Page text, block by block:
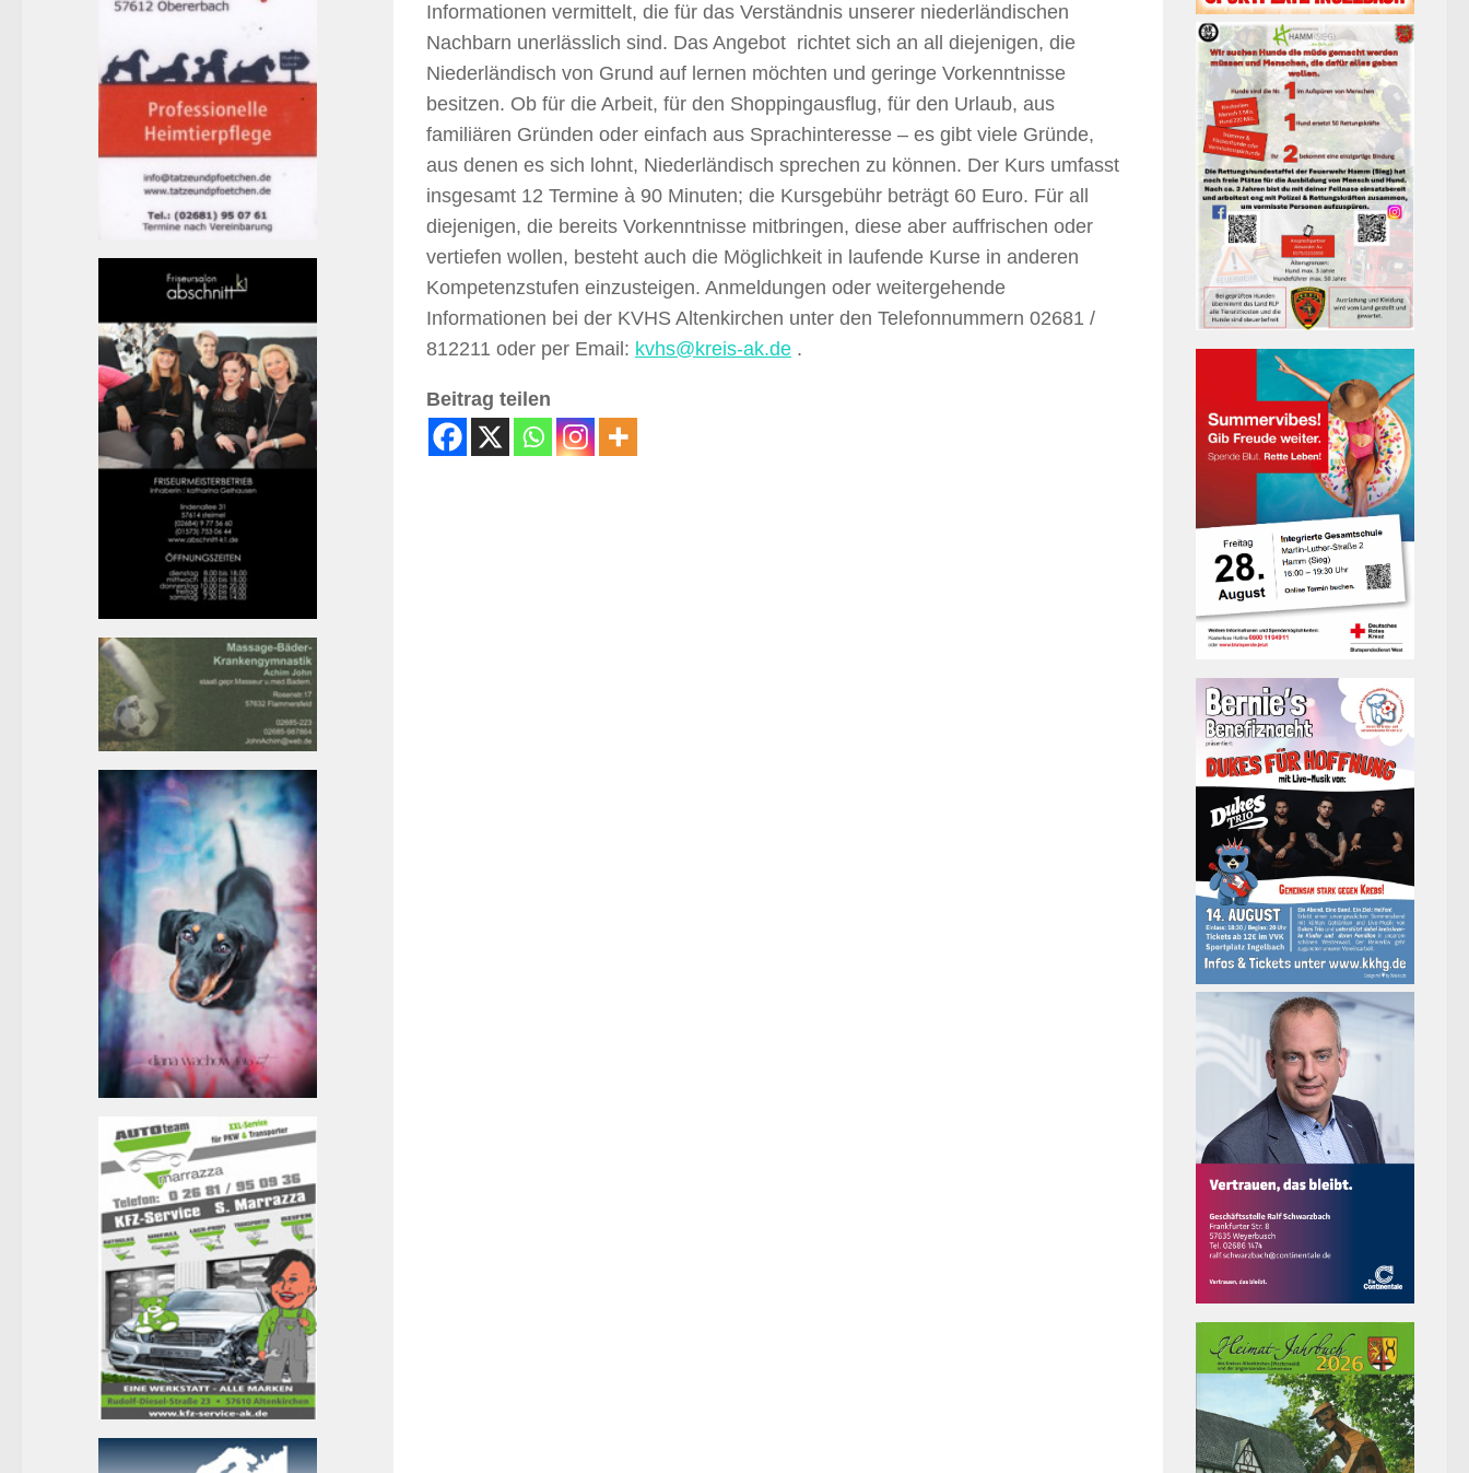
Informationen vermittelt, die für das Verständnis unserer niederländischen
Nachbarn unerlässlich sind. Das Angebot richtet sich an all diejenigen, die
Niederländisch von Grund auf lernen möchten und geringe Vorkenntnisse
besitzen. Ob für die Arbeit, für den Shoppingausflug, für den Urlaub, aus
familiären Gründen oder einfach aus Sprachinteresse – es gibt viele Gründe,
aus denen es sich lohnt, Niederländisch sprechen zu können. Der Kurs umfasst
insgesamt 12 Termine à 90 Minuten; die Kursgebühr beträgt 60 Euro. Für all
diejenigen, die bereits Vorkenntnisse mitbringen, diese aber auffrischen oder
vertiefen wollen, besteht auch die Möglichkeit in laufende Kurse in anderen
Kompetenzstufen einzusteigen. Anmeldungen oder weitergehende
Informationen bei der KVHS Altenkirchen unter den Telefonnummern 02681 /
812211 oder per Email: kvhs@kreis-ak.de .
Beitrag teilen